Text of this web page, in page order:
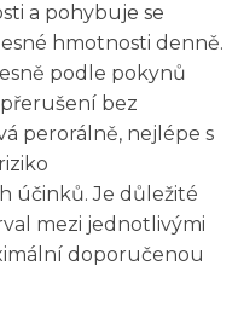
a pohybuje se
hmotnosti denně.
podle pokynů
bez
perorálně, nejlépe s
účinků. Je důležité
mezi jednotlivými
doporučenou